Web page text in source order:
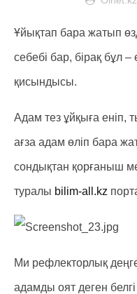
Ұйықтап бара жатып
себебі бар, бірақ бұл
қисындысы.
Адам тез ұйқыға еніп,
ағза адам өліп бара
сондықтан қорғаныш
туралы bilim-all.kz
Ми рефлекторлық
адамды оят деген